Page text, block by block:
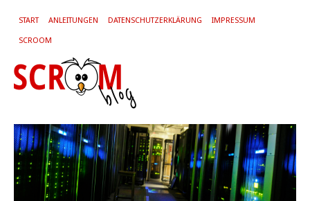
START ANLEITUNGEN DATENSCHUTZERKLÄRUNG IMPRESSUM
SCROOM